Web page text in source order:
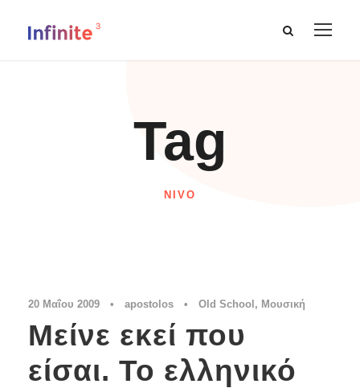
Tag
NIVO
20 Μαΐου 2009 • apostolos • Old School , Μουσική
Μείνε εκεί που
είσαι. Το ελληνικό